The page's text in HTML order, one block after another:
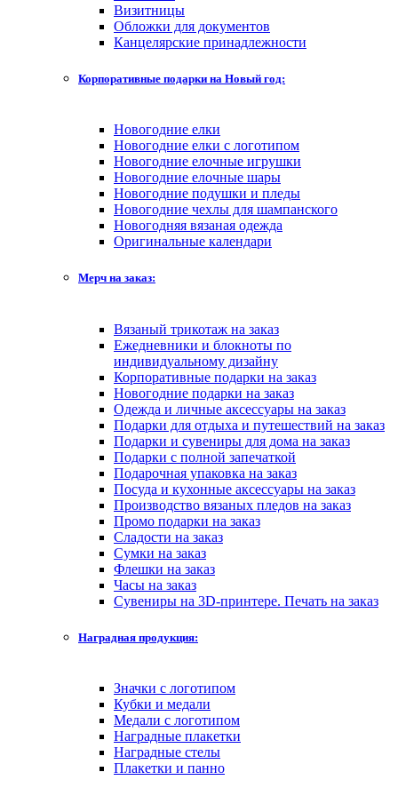
Визитницы
Обложки для документов
Канцелярские принадлежности
Корпоративные подарки на Новый год:
Новогодние елки
Новогодние елки с логотипом
Новогодние елочные игрушки
Новогодние елочные шары
Новогодние подушки и пледы
Новогодние чехлы для шампанского
Новогодняя вязаная одежда
Оригинальные календари
Мерч на заказ:
Вязаный трикотаж на заказ
Ежедневники и блокноты по
индивидуальному дизайну
Корпоративные подарки на заказ
Новогодние подарки на заказ
Одежда и личные аксессуары на заказ
Подарки для отдыха и путешествий на заказ
Подарки и сувениры для дома на заказ
Подарки с полной запечаткой
Подарочная упаковка на заказ
Посуда и кухонные аксессуары на заказ
Производство вязаных пледов на заказ
Промо подарки на заказ
Сладости на заказ
Сумки на заказ
Флешки на заказ
Часы на заказ
Сувениры на 3D-принтере. Печать на заказ
Наградная продукция:
Значки с логотипом
Кубки и медали
Медали с логотипом
Наградные плакетки
Наградные стелы
Плакетки и панно